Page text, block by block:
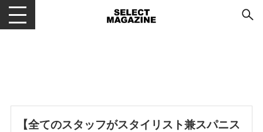
メニューを開閉する
【全てのスタッフがスタイリスト兼スパニス